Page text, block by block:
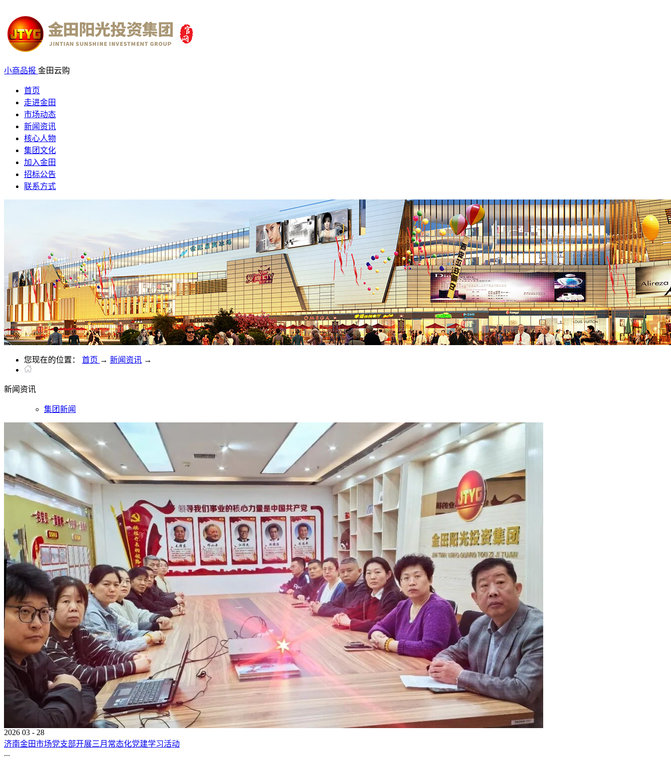
小商品报 金田云购
首页
走进金田
市场动态
新闻资讯
核心人物
集团文化
加入金田
招标公告
联系方式
您现在的位置： 首页 → 新闻资讯 →
新闻 资讯
集团新闻
2026 03 - 28
济南金田市场党支部开展三月常态化党建学习活动
...